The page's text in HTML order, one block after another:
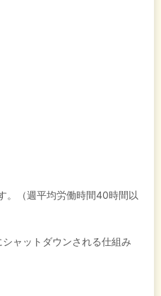
。（週平均労働時間40時間以
ャットダウンされる仕組み